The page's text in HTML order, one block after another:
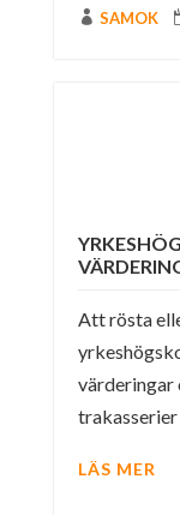
 SAMOK
Att rösta
värderingar
trakasserier
LÄS MER